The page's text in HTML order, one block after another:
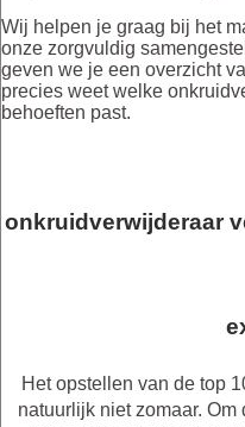
Wij helpen je graag bij het
onze zorgvuldig
geven we je een overzicht
precies weet welke
behoeften past.
onkruidverwijderaar
Het opstellen van de top
natuurlijk niet zomaar.